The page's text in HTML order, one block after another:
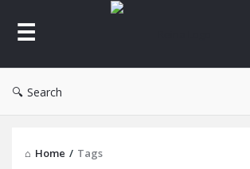
Reina
Search
Home / Tags